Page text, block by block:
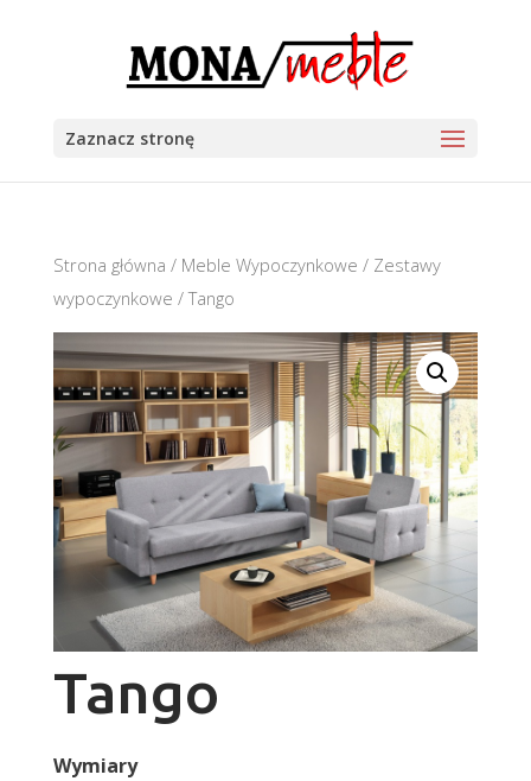
Zaznacz stronę
Strona główna / Meble Wypoczynkowe / Zestawy
wypoczynkowe / Tango
Tango
Wymiary